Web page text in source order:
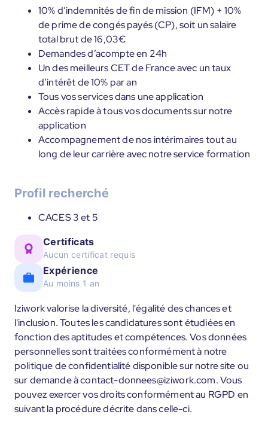
10% d’indemnités de fin de mission (IFM) + 10%
de prime de congés payés (CP), soit un salaire
total brut de 16,03€
Demandes d’acompte en 24h
Un des meilleurs CET de France avec un taux
d’intérêt de 10% par an
Tous vos services dans une application
Accès rapide à tous vos documents sur notre
application
Accompagnement de nos intérimaires tout au
long de leur carrière avec notre service formation
Profil recherché
CACES 3 et 5
Certificats
Aucun certificat requis
Expérience
Au moins 1 an
Iziwork valorise la diversité, l'égalité des chances et
l'inclusion. Toutes les candidatures sont étudiées en
fonction des aptitudes et compétences. Vos données
personnelles sont traitées conformément à notre
politique de confidentialité disponible sur notre site ou
sur demande à contact-donnees@iziwork.com. Vous
pouvez exercer vos droits conformément au RGPD en
suivant la procédure décrite dans celle-ci.